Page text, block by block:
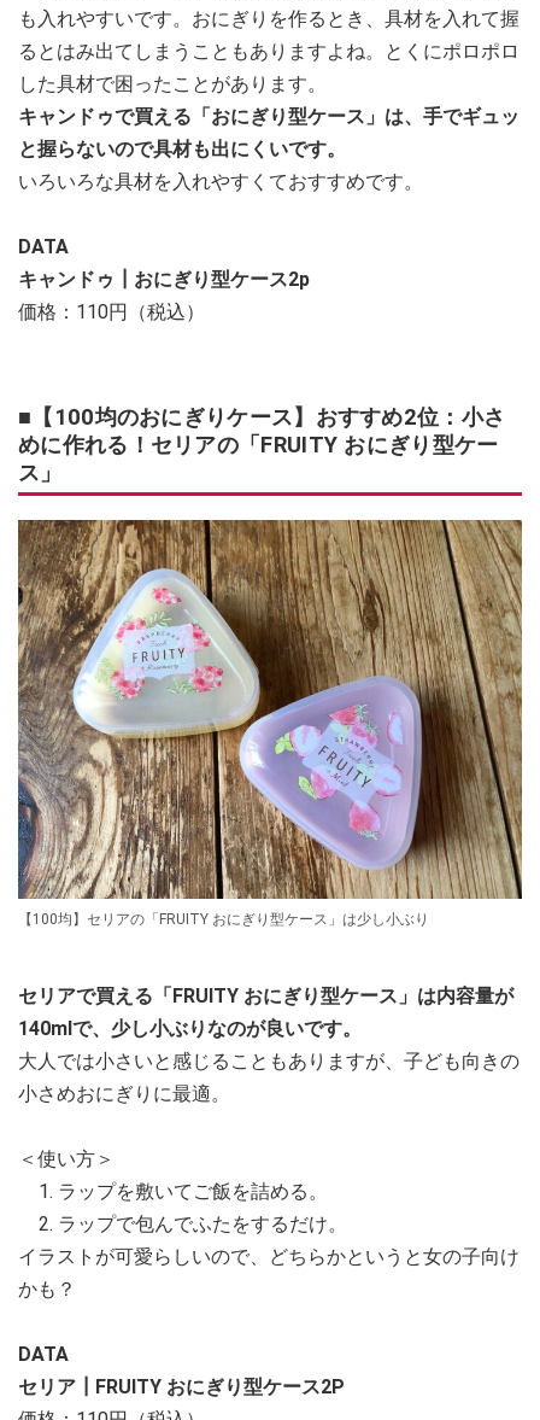
も入れやすいです。おにぎりを作るとき、具材を入れて握
るとはみ出てしまうこともありますよね。とくにポロポロ
した具材で困ったことがあります。
キャンドゥで買える「おにぎり型ケース」は、手でギュッ
と握らないので具材も出にくいです。
いろいろな具材を入れやすくておすすめです。
DATA
キャンドゥ┃おにぎり型ケース2p
価格：110円（税込）
■【100均のおにぎりケース】おすすめ2位：小さ
めに作れる！セリアの「FRUITY おにぎり型ケー
ス」
【100均】セリアの「FRUITY おにぎり型ケース」は少し小ぶり
セリアで買える「FRUITY おにぎり型ケース」は内容量が
140mlで、少し小ぶりなのが良いです。
大人では小さいと感じることもありますが、子ども向きの
小さめおにぎりに最適。
＜使い方＞
ラップを敷いてご飯を詰める。
ラップで包んでふたをするだけ。
イラストが可愛らしいので、どちらかというと女の子向け
かも？
DATA
セリア┃FRUITY おにぎり型ケース2P